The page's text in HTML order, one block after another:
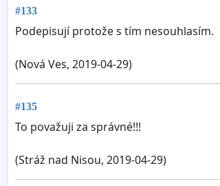
#133
Podepisují protože s tím nesouhlasím.
(Nová Ves, 2019-04-29)
#135
To považuji za správné!!!
(Stráž nad Nisou, 2019-04-29)